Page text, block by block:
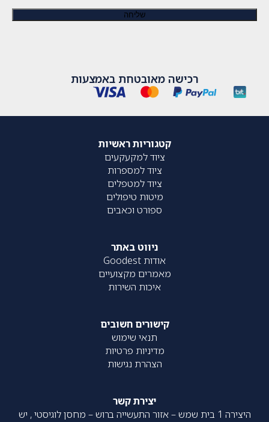
רכישה מאובטחת באמצעות
קטגוריות ראשיות
ציוד למקעקעים
ציוד למספרות
ציוד למטפלים
מיטות טיפולים
ספורט וכאבים
ניווט באתר
אודות Goodest
מאמרים מקצועיים
איכות השירות
קישורים חשובים
תנאי שימוש
מדיניות פרטיות
הצהרת נגישות
יצירת קשר
היצירה 1 בית שמש – אזור התעשייה ברוש – מחסן לוגיסטי , יש